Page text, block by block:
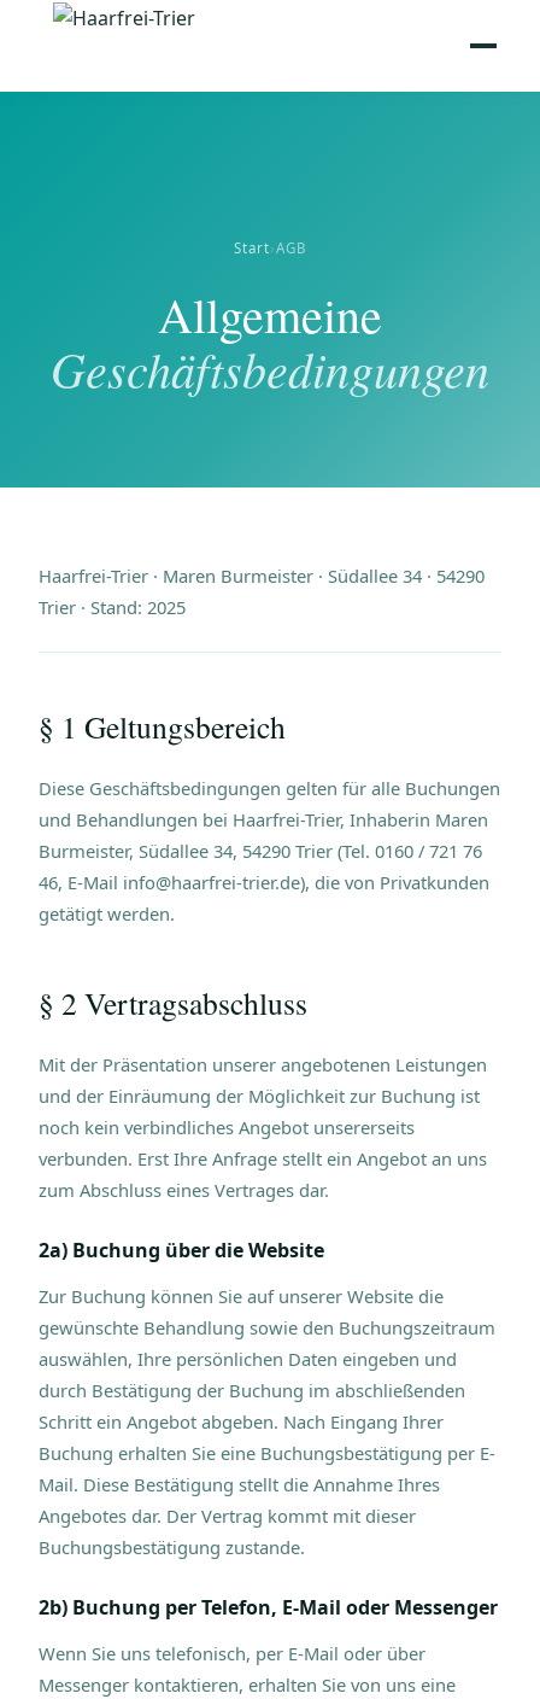
Start›AGB
Allgemeine
Geschäftsbedingungen
Haarfrei-Trier · Maren Burmeister · Südallee 34 · 54290
Trier · Stand: 2025
§ 1 Geltungsbereich
Diese Geschäftsbedingungen gelten für alle Buchungen
und Behandlungen bei Haarfrei-Trier, Inhaberin Maren
Burmeister, Südallee 34, 54290 Trier (Tel. 0160 / 721 76
46, E-Mail info@haarfrei-trier.de), die von Privatkunden
getätigt werden.
§ 2 Vertragsabschluss
Mit der Präsentation unserer angebotenen Leistungen
und der Einräumung der Möglichkeit zur Buchung ist
noch kein verbindliches Angebot unsererseits
verbunden. Erst Ihre Anfrage stellt ein Angebot an uns
zum Abschluss eines Vertrages dar.
2a) Buchung über die Website
Zur Buchung können Sie auf unserer Website die
gewünschte Behandlung sowie den Buchungszeitraum
auswählen, Ihre persönlichen Daten eingeben und
durch Bestätigung der Buchung im abschließenden
Schritt ein Angebot abgeben. Nach Eingang Ihrer
Buchung erhalten Sie eine Buchungsbestätigung per E-
Mail. Diese Bestätigung stellt die Annahme Ihres
Angebotes dar. Der Vertrag kommt mit dieser
Buchungsbestätigung zustande.
2b) Buchung per Telefon, E-Mail oder Messenger
Wenn Sie uns telefonisch, per E-Mail oder über
Messenger kontaktieren, erhalten Sie von uns eine